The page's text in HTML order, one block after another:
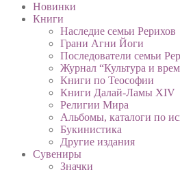
Новинки
Книги
Наследие семьи Рерихов
Грани Агни Йоги
Последователи семьи
Журнал “Культура и
Книги по Теософии
Книги Далай-Ламы XIV
Религии Мира
Альбомы, каталоги по
Букинистика
Другие издания
Сувениры
Значки